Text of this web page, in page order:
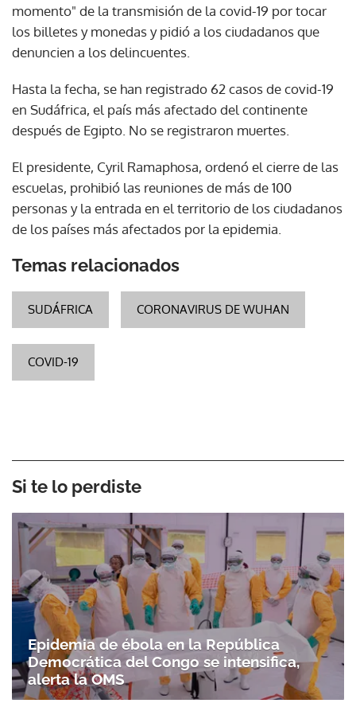
momento" de la transmisión de la covid-19 por tocar
los billetes y monedas y pidió a los ciudadanos que
denuncien a los delincuentes.
Hasta la fecha, se han registrado 62 casos de covid-19
en Sudáfrica, el país más afectado del continente
después de Egipto. No se registraron muertes.
El presidente, Cyril Ramaphosa, ordenó el cierre de las
escuelas, prohibió las reuniones de más de 100
personas y la entrada en el territorio de los ciudadanos
de los países más afectados por la epidemia.
Temas relacionados
SUDÁFRICA CORONAVIRUS DE WUHAN
COVID-19
Si te lo perdiste
Epidemia de ébola en la República
Democrática del Congo se intensifica,
alerta la OMS